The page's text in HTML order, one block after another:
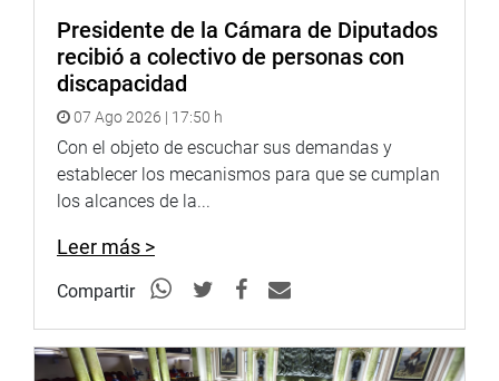
Presidente de la Cámara de Diputados
recibió a colectivo de personas con
discapacidad
07 Ago 2026 | 17:50 h
Con el objeto de escuchar sus demandas y
establecer los mecanismos para que se cumplan
los alcances de la...
Leer más >
Compartir